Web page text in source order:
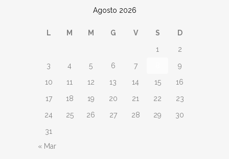
Agosto 2026
L M M G V S
D
1
2
3
4 5 6 7
9
10
11 12 13 14 15
16
17
18 19 20 21 22
23
24
25 26 27 28 29
30
31
« Mar